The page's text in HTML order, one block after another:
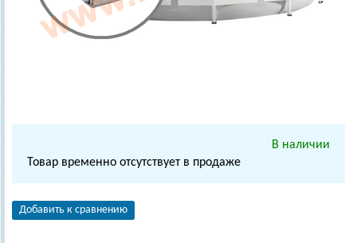
В наличии
Товар временно отсутствует в продаже
Добавить к сравнению